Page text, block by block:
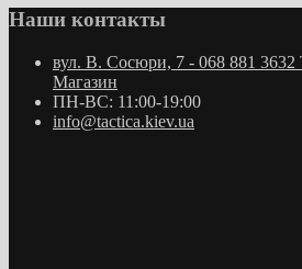
Наши контакты
вул. В. Сосюри, 7 - 068 881 3632
Магазин
ПН-ВС: 11:00-19:00
info@tactica.kiev.ua